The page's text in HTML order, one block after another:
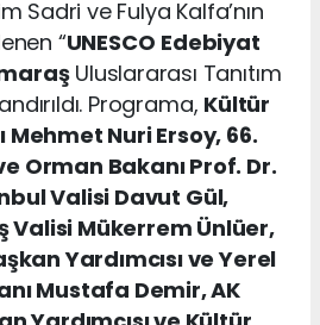
Sadri ve Fulya Kalfa’nın
“UNESCO Edebiyat
Uluslararası Tanıtım
Programa, Kültür
Mehmet Nuri Ersoy, 66.
Orman Bakanı Prof. Dr.
Valisi Davut Gül,
Mükerrem Ünlüer,
Yardımcısı ve Yerel
Mustafa Demir, AK